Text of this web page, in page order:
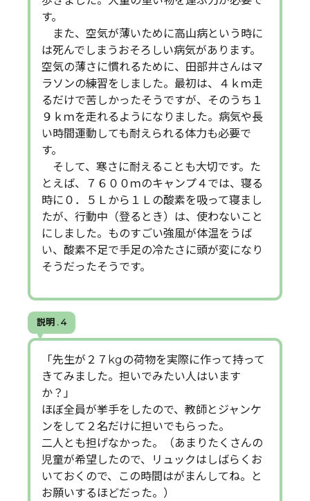
す。
また、空気が薄いために高山病という時に
は死んでしまうおそろしい病気があります。
空気の薄さに慣れるために、田部井さんはマ
ラソンの練習をしました。最初は、４ｋｍ走
るだけで苦しかったそうですが、そのうち１
９ｋｍを走れるようになりました。病気や長
い時間運動しても耐えられる体力も必要で
す。
そして、寒さに耐えることも大切です。た
とえば、７６００ｍのキャンプ４では、寝る
時に０．５Ｌから１Ｌの酸素を吸って寝まし
たが、行動中（登るとき）は、使わないこと
にしました。ものすごい強風が体温をうば
い、酸素不足で手足の冷たさに頭が変になり
そうだったそうです。
説明 . 4
「先生が２７kgの荷物を実際に作って持って
きてみました。担いでみたい人はいます
か？」
ほぼ全員が挙手をしたので、教師とジャンケ
ンをして２名だけに担いでもらった。
二人とも担げなかった。（あまりたくさんの
児童が希望したので、リュックはしばらくお
いておくので、この時間はがまんしてね。と
お願いするほどだった。）